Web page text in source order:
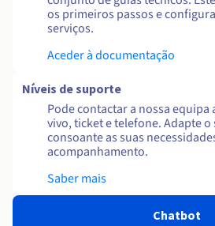
os primeiros passos e
serviços.
Aceder à documentação
Níveis de suporte
Pode contactar a nossa equipa
vivo, ticket e telefone. Adapte
consoante as suas
acompanhamento.
Saber mais
Chatbot